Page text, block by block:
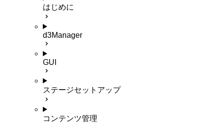
はじめに
d3Manager
GUI
ステージセットアップ
コンテンツ管理